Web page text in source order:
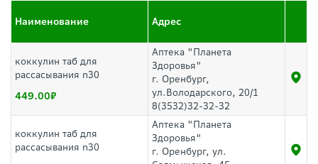
Наименование Адрес
коккулин таб для
рассасывания n30
449.00
Аптека "Планета
Здоровья"
г. Оренбург,
ул.Володарского, 20/1
8(3532)32-32-32
коккулин таб для
рассасывания n30
Аптека "Планета
Здоровья"
г. Оренбург, ул.